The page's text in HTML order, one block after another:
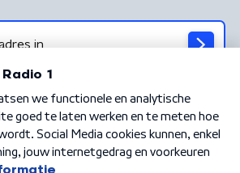
Privacybeleid